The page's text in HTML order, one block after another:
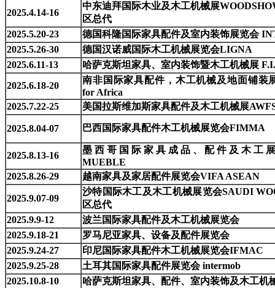
2025.4.14-16
中东迪拜国际木业及木工机械展
区总代
2025.5.20-23
德国科隆国际家具配件及室内装饰展览会
2025.5.26-30
德国汉诺威国际木工机械展览会LIGNA
2025.6.11-13
哈萨克斯坦家具、室内装饰暨木工机械展
2025.6.18-20
南非国际家具配件，木工机械及地面铺装
for Africa
2025.7.22-25
美国拉斯维加斯家具配件及木工机械展
2025.8.04-07 巴西国际家具配件木工机械展览会FIMMA
2025.8.13-16
墨西哥国际家具成品、配件及木工
MUEBLE
2025.8.26-29
越南家具及家居配件展览会VIFA ASEAN
2025.9.07-09
沙特国际木工及木工机械展览会SAUDI
区总代
2025.9.9-12
波兰国际家具配件及木工机械展览会
2025.9.18-21
罗马尼亚家具、设备及配件展览会
2025.9.24-27 印尼国际家具配件木工机械展览会IFMAC
2025.9.25-28 土耳其国际家具配件展览会intermob
2025.10.8-10
哈萨克斯坦家具、配件、室内装饰及木工机